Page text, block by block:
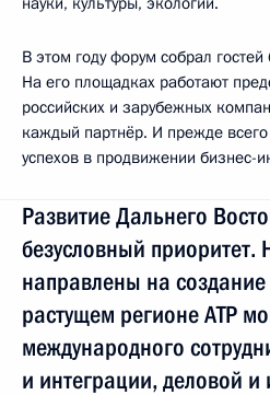
В этом году форум собрал
На его площадках работают
российских и зарубежных
каждый партнёр. И прежде
успехов в продвижении бизнес-
Развитие Дальнего
безусловный приоритет.
направлены на
растущем регионе АТР
международного
и интеграции, деловой и